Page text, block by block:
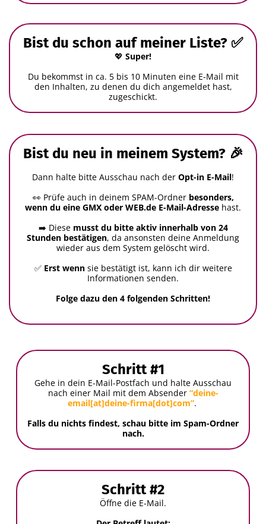
Bist du neu in meinem System? 🎉
Dann halte bitte Ausschau nach der Opt-in E-Mail!
👀 Prüfe auch in deinem SPAM-Ordner besonders,
wenn du eine GMX oder WEB.de E-Mail-Adresse hast.
➡️ Diese musst du bitte aktiv innerhalb von 24
Stunden bestätigen, da ansonsten deine Anmeldung
wieder aus dem System gelöscht wird.
✅ Erst wennsie bestätigt ist, kann ich dir weitere
Informationen senden.
Folge dazu den 4 folgenden Schritten!
Bist du schon auf meiner Liste? ✅
💖 Super!
Du bekommst in ca. 5 bis 10 Minuten eine E-Mail mit
den Inhalten, zu denen du dich angemeldet hast,
zugeschickt.
Schritt #1
Gehe in dein E-Mail-Postfach und halte Ausschau
nach einer Mail mit dem Absender “deine-
email[at]deine-firma[dot]com”.
Falls du nichts findest, schau bitte im Spam-Ordner
nach.
Schritt #2
Öffne die E-Mail.